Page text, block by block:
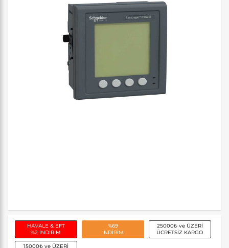
HAVALE & EFT
%2 İNDİRİM
%69
İNDİRİM
25000₺ ve ÜZERİ
ÜCRETSİZ KARGO
15000₺ ve ÜZERİ